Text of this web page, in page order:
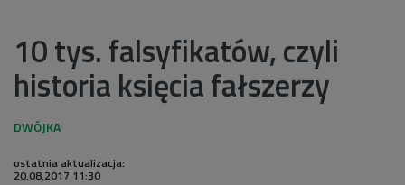
10 tys. falsyfikatów, czyli
historia księcia fałszerzy
ostatnia aktualizacja:
20.08.2017 11:30